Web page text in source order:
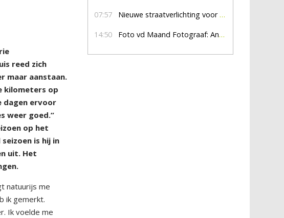
reed zich
maar aanstaan.
kilometers op
dagen ervoor
weer goed.”
op het
is hij in
uit. Het
natuurijs me
ik gemerkt.
Ik voelde me
07:57 Nieuwe straatverlichting voor De Veldmaat en De Pas
14:50 Foto vd Maand Fotograaf: Anna Jalving